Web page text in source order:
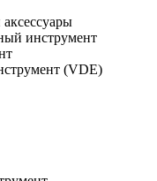
инструмент
(VDE)